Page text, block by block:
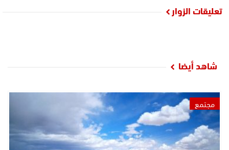
تعليقات الزوار
شاهد أيضا
مجتمع